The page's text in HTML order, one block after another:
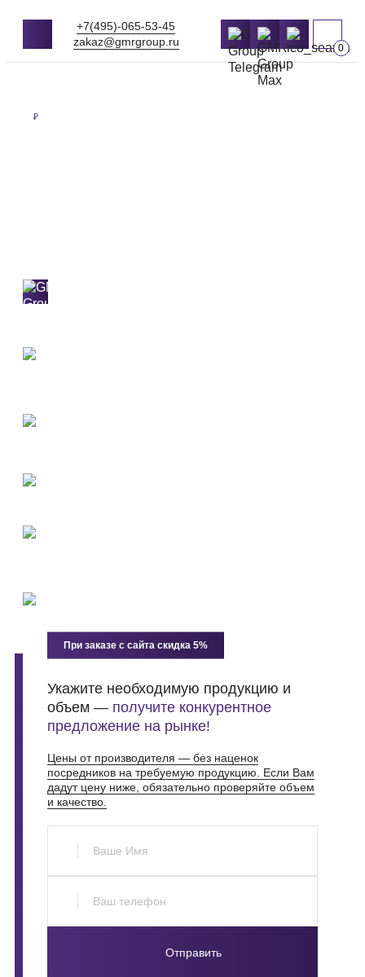
+7(495)-065-53-45
zakaz@gmrgroup.ru
0
₽
При заказе с сайта скидка 5%
Укажите необходимую продукцию и
объем — получите конкурентное
предложение на рынке!
Цены от производителя — без наценок
посредников на требуемую продукцию. Если Вам
дадут цену ниже, обязательно проверяйте объем
и качество.
Отправить